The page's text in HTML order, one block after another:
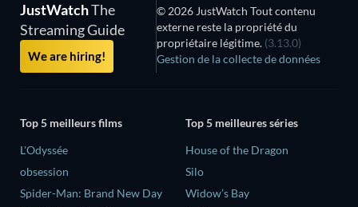
JustWatchThe
Streaming Guide
We are hiring!
© 2026 JustWatch Tout contenu
externe reste la propriété du
propriétaire légitime. (3.13.0)
Gestion de la collecte de données
Top 5 meilleurs films
L'Odyssée
obsession
Spider-Man: Brand New Day
Top 5 meilleures séries
House of the Dragon
Silo
Widow’s Bay